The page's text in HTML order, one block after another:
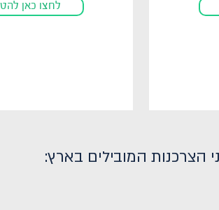
לחצו כאן
הצרכנות המובילים בארץ: